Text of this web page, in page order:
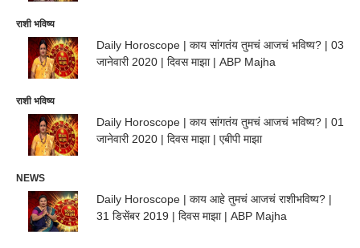
राशी भविष्य
Daily Horoscope | काय सांगतंय तुमचं आजचं भविष्य? | 03
जानेवारी 2020 | दिवस माझा | ABP Majha
राशी भविष्य
Daily Horoscope | काय सांगतंय तुमचं आजचं भविष्य? | 01
जानेवारी 2020 | दिवस माझा | एबीपी माझा
NEWS
Daily Horoscope | काय आहे तुमचं आजचं राशीभविष्य? |
31 डिसेंबर 2019 | दिवस माझा | ABP Majha